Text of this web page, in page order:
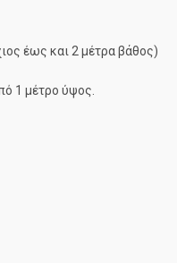
έως και 2 μέτρα βάθος)
1 μέτρο ύψος.